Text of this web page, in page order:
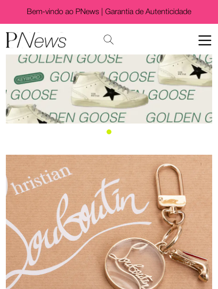
Bem-vindo ao PNews | Garantia de Autenticidade